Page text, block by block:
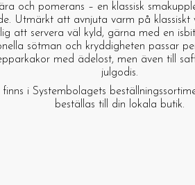
och pomerans – en klassisk
Utmärkt att avnjuta varm på klassiskt
att servera väl kyld, gärna med en
sötman och kryddigheten passar
med ädelost, men även till
julgodis.
finns i Systembolagets
beställas till din lokala butik.